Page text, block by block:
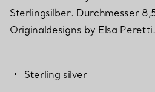
Sterlingsilber. Durchmesser
Originaldesigns by Elsa Peretti.
Sterling silver